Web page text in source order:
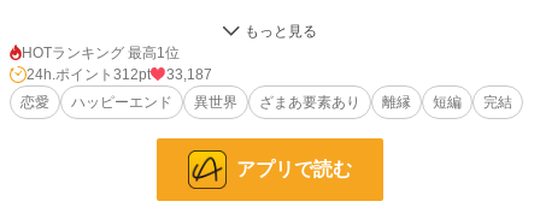
「──なんか、こうして改めて見ると猿みたいだし、不細工だなあ。本当に、ぼ
くときみの子？」
他でもない。二人の子ども──ルシアンへの暴言をきっかけに、ハワードへの
絶対的な愛が、リネットの中で確かに崩れていく音がした。
HOTランキング 最高1位
24h.ポイント 312pt
33,187
恋愛
ハッピーエンド 異世界 ざまあ要素あり 離縁 短編 完結
アプリで読む